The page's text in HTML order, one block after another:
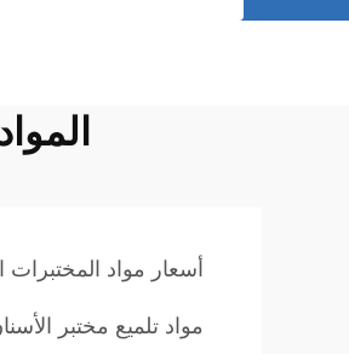
أسعار مواد المختبرات
مواد تلميع مختبر